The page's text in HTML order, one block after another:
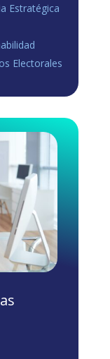
Estratégica
Electorales